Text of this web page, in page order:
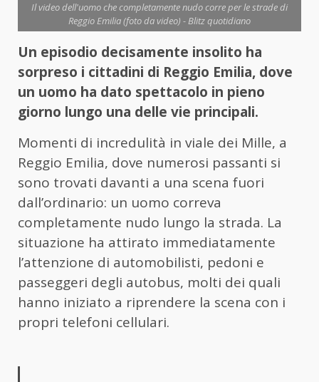
Il video dell'uomo che completamente nudo corre per le strade di
Reggio Emilia (foto da video) - Blitz quotidiano
Un episodio decisamente insolito ha
sorpreso i cittadini di Reggio Emilia, dove
un uomo ha dato spettacolo in pieno
giorno lungo una delle vie principali.
Momenti di incredulità in viale dei Mille, a
Reggio Emilia, dove numerosi passanti si
sono trovati davanti a una scena fuori
dall’ordinario: un uomo correva
completamente nudo lungo la strada. La
situazione ha attirato immediatamente
l’attenzione di automobilisti, pedoni e
passeggeri degli autobus, molti dei quali
hanno iniziato a riprendere la scena con i
propri telefoni cellulari.